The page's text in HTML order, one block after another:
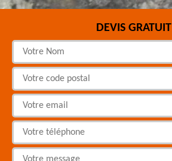
DEVIS GRATUIT